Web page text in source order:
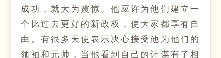
成功，就大为震惊。他应许为他们建立一
个比过去更好的新政权，使大家都享有自
由。有很多天使表示决心接受他为他们的
领袖和元帅，当他看到自己的计谋有了相